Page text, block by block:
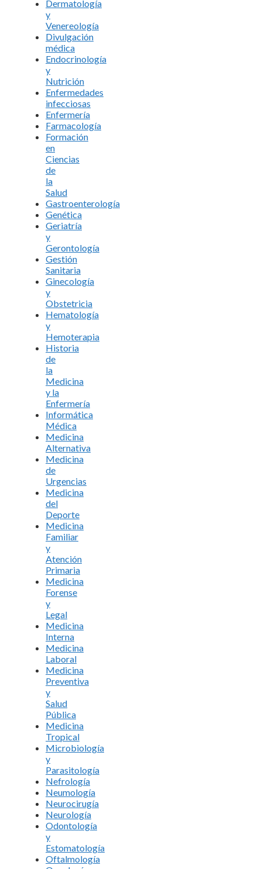
Dermatología
y
Venereología
Divulgación
médica
Endocrinología
y
Nutrición
Enfermedades
infecciosas
Enfermería
Farmacología
Formación
en
Ciencias
de
la
Salud
Gastroenterología
Genética
Geriatría
y
Gerontología
Gestión
Sanitaria
Ginecología
y
Obstetricia
Hematología
y
Hemoterapia
Historia
de
la
Medicina
y la
Enfermería
Informática
Médica
Medicina
Alternativa
Medicina
de
Urgencias
Medicina
del
Deporte
Medicina
Familiar
y
Atención
Primaria
Medicina
Forense
y
Legal
Medicina
Interna
Medicina
Laboral
Medicina
Preventiva
y
Salud
Pública
Medicina
Tropical
Microbiología
y
Parasitología
Nefrología
Neumología
Neurocirugía
Neurología
Odontología
y
Estomatología
Oftalmología